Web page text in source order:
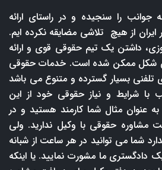
را سنجیده و در راستای ارائه
از هیچ تلاشی مضایقه نکرده ایم.
داشتن یک تیم حقوقی قوی و ارائه
شکل ممکن شده است. خدمات حقوقی
تلفنی بسیار گسترده و متنوع می باشد
با شرایط و نیاز حقوقی خود از این
عنوان مثال شما کارمند هستید و در
مشاوره حقوقی با وکیل ندارید. ولی
شما می توانید در هر ساعت از شبانه
دادگستری ما مشورت نمایید. یا اینکه